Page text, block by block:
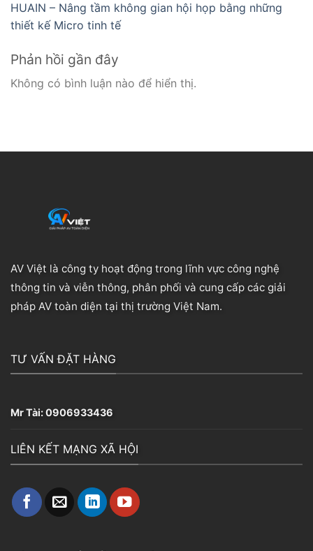
HUAIN – Nâng tầm không gian hội họp bằng những
thiết kế Micro tinh tế
Phản hồi gần đây
Không có bình luận nào để hiển thị.
AV Việt là công ty hoạt động trong lĩnh vực công nghệ
thông tin và viễn thông, phân phối và cung cấp các giải
pháp AV toàn diện tại thị trường Việt Nam.
TƯ VẤN ĐẶT HÀNG
Mr Tài:0906933436
LIÊN KẾT MẠNG XÃ HỘI